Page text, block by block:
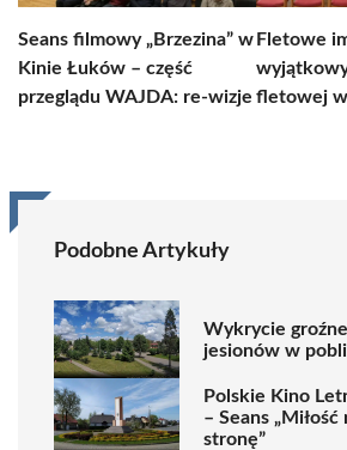
Seans filmowy „Brzezina” w
Kinie Łuków – część
przeglądu WAJDA: re-wizje
Fletowe
fletowej
Podobne Artykuły
Wykrycie
jesionów w
Polskie Kino
– Seans
stronę”